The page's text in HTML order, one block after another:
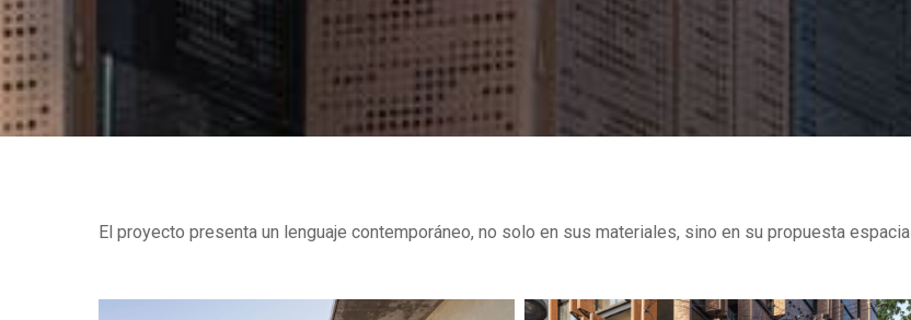
RESIDENCIAL
EDIFICIO ALMA BRAVA – URUGUAY
El proyecto presenta un lenguaje contemporáneo, no solo en sus materiales, sino en su propuesta espacial